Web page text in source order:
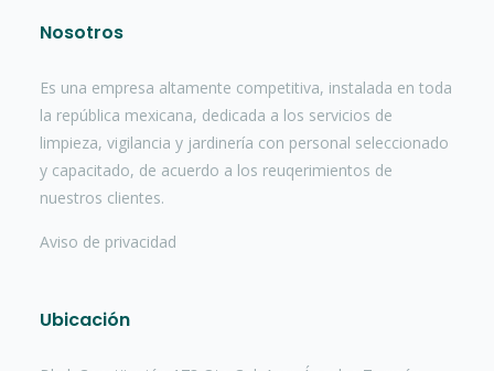
Nosotros
Es una empresa altamente competitiva, instalada en toda
la república mexicana, dedicada a los servicios de
limpieza, vigilancia y jardinería con personal seleccionado
y capacitado, de acuerdo a los reuqerimientos de
nuestros clientes.
Aviso de privacidad
Ubicación